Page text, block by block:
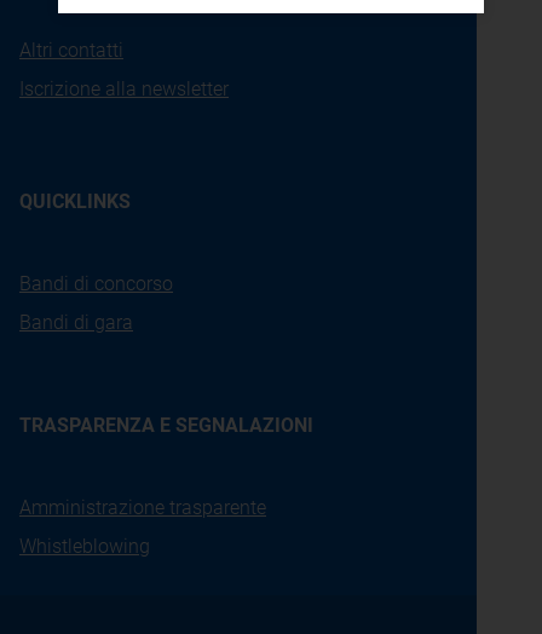
Altri contatti
Iscrizione alla newsletter
QUICKLINKS
Bandi di concorso
Bandi di gara
TRASPARENZA E SEGNALAZIONI
Amministrazione trasparente
Whistleblowing